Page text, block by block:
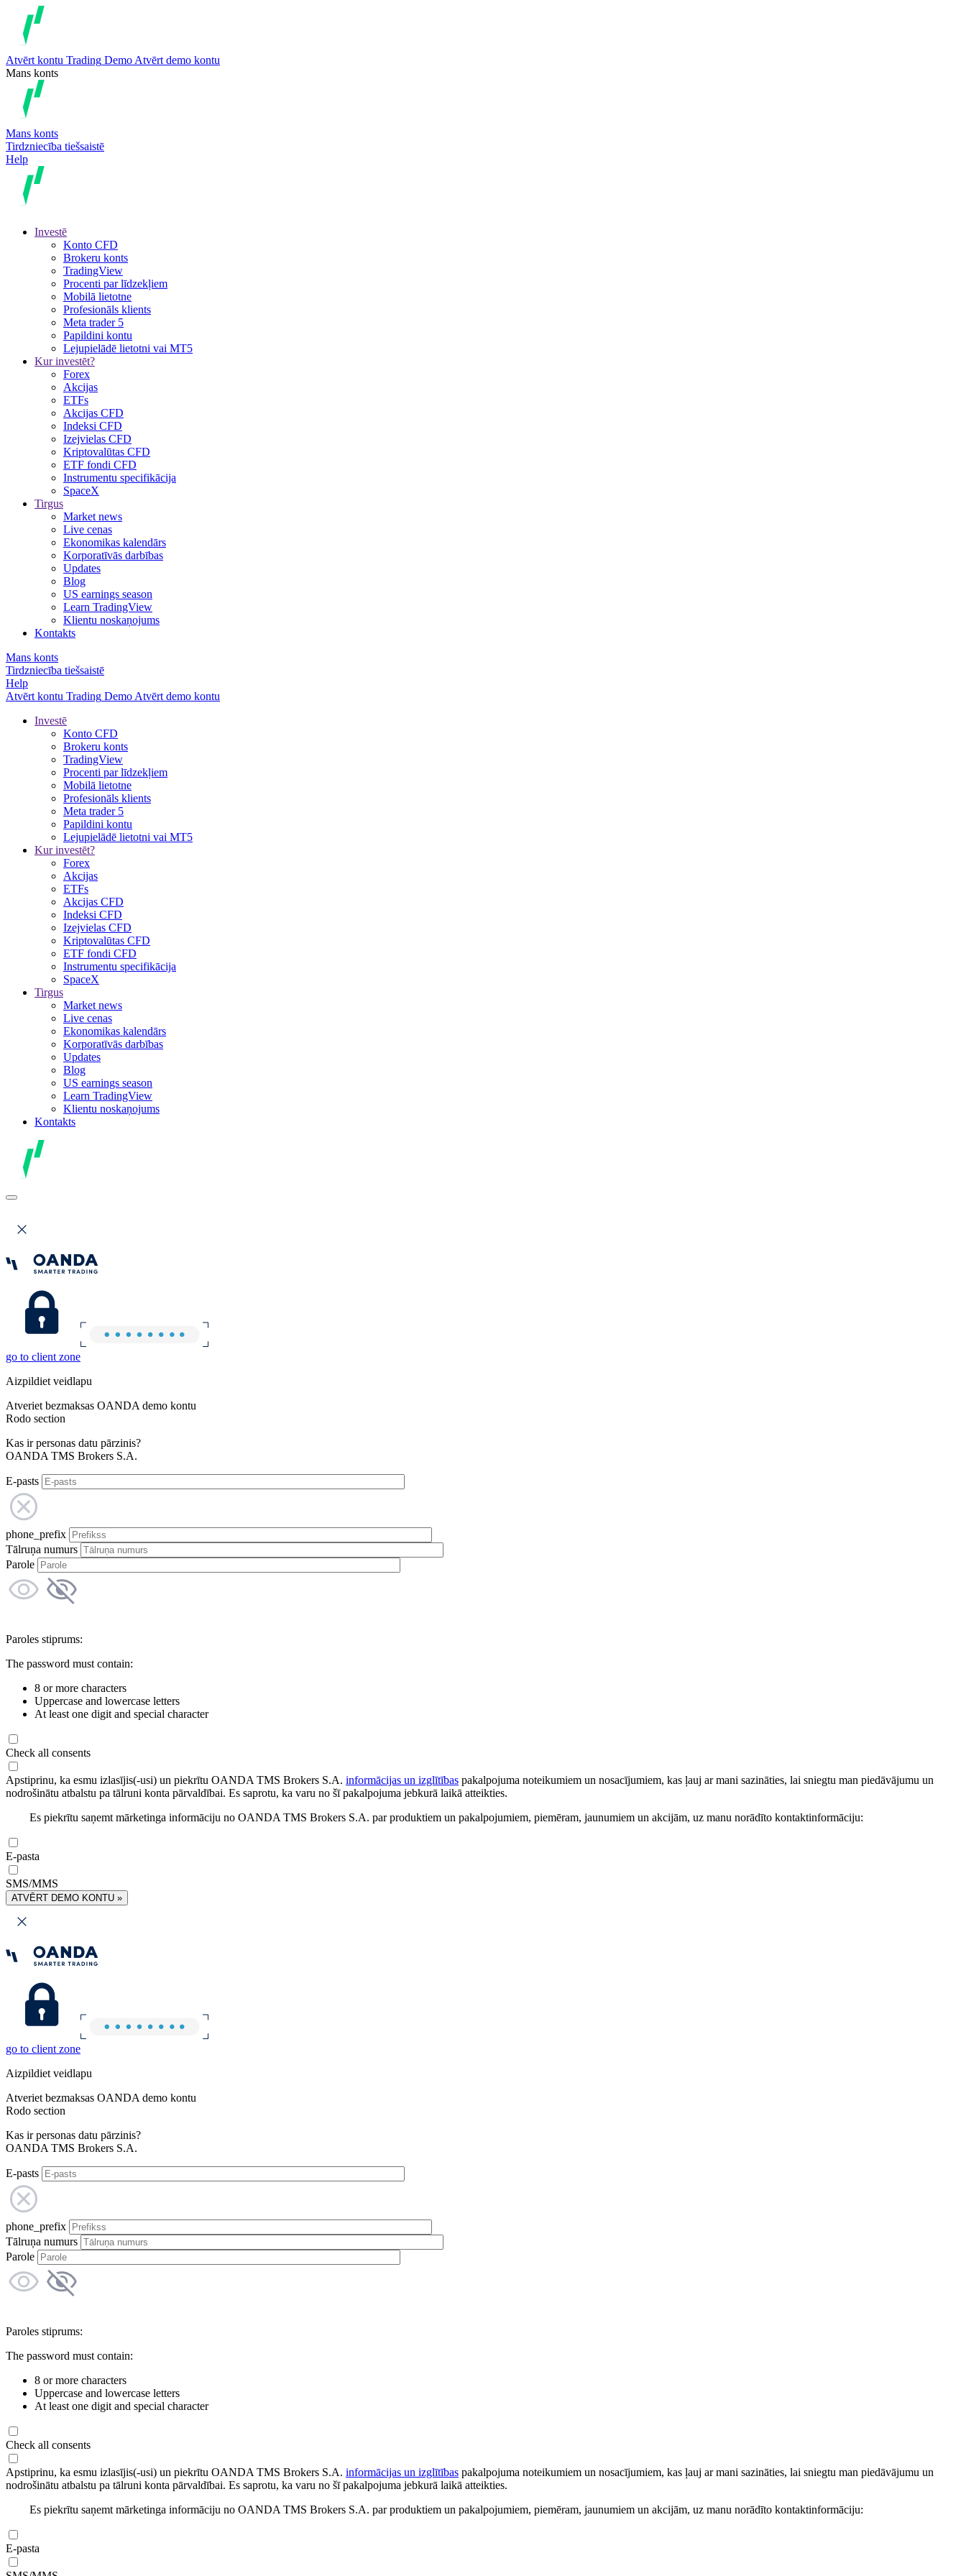
Atvērt kontu Trading Demo Atvērt demo kontu
Mans konts
Mans konts
Tirdzniecība tiešsaistē
Help
Investē
Konto CFD
Brokeru konts
TradingView
Procenti par līdzekļiem
Mobilā lietotne
Profesionāls klients
Meta trader 5
Papildini kontu
Lejupielādē lietotni vai MT5
Kur investēt?
Forex
Akcijas
ETFs
Akcijas CFD
Indeksi CFD
Izejvielas CFD
Kriptovalūtas CFD
ETF fondi CFD
Instrumentu specifikācija
SpaceX
Tirgus
Market news
Live cenas
Ekonomikas kalendārs
Korporatīvās darbības
Updates
Blog
US earnings season
Learn TradingView
Klientu noskaņojums
Kontakts
Mans konts
Tirdzniecība tiešsaistē
Help
Atvērt kontu Trading Demo Atvērt demo kontu
Investē
Konto CFD
Brokeru konts
TradingView
Procenti par līdzekļiem
Mobilā lietotne
Profesionāls klients
Meta trader 5
Papildini kontu
Lejupielādē lietotni vai MT5
Kur investēt?
Forex
Akcijas
ETFs
Akcijas CFD
Indeksi CFD
Izejvielas CFD
Kriptovalūtas CFD
ETF fondi CFD
Instrumentu specifikācija
SpaceX
Tirgus
Market news
Live cenas
Ekonomikas kalendārs
Korporatīvās darbības
Updates
Blog
US earnings season
Learn TradingView
Klientu noskaņojums
Kontakts
go to client zone
Aizpildiet veidlapu
Atveriet bezmaksas OANDA demo kontu
Rodo section
Kas ir personas datu pārzinis?
OANDA TMS Brokers S.A.
E-pasts
phone_prefix
Tālruņa numurs
Parole
Paroles stiprums:
The password must contain:
8 or more characters
Uppercase and lowercase letters
At least one digit and special character
Check all consents
Apstiprinu, ka esmu izlasījis(-usi) un piekrītu OANDA TMS Brokers S.A. informācijas un izglītības pakalpojuma noteikumiem un nosacījumiem, kas ļauj ar mani sazināties, lai sniegtu man piedāvājumu un
nodrošinātu atbalstu pa tālruni konta pārvaldībai. Es saprotu, ka varu no šī pakalpojuma jebkurā laikā atteikties.
Es piekrītu saņemt mārketinga informāciju no OANDA TMS Brokers S.A. par produktiem un pakalpojumiem, piemēram, jaunumiem un akcijām, uz manu norādīto kontaktinformāciju:
E-pasta
SMS/MMS
ATVĒRT DEMO KONTU »
go to client zone
Aizpildiet veidlapu
Atveriet bezmaksas OANDA demo kontu
Rodo section
Kas ir personas datu pārzinis?
OANDA TMS Brokers S.A.
E-pasts
phone_prefix
Tālruņa numurs
Parole
Paroles stiprums:
The password must contain:
8 or more characters
Uppercase and lowercase letters
At least one digit and special character
Check all consents
Apstiprinu, ka esmu izlasījis(-usi) un piekrītu OANDA TMS Brokers S.A. informācijas un izglītības pakalpojuma noteikumiem un nosacījumiem, kas ļauj ar mani sazināties, lai sniegtu man piedāvājumu un
nodrošinātu atbalstu pa tālruni konta pārvaldībai. Es saprotu, ka varu no šī pakalpojuma jebkurā laikā atteikties.
Es piekrītu saņemt mārketinga informāciju no OANDA TMS Brokers S.A. par produktiem un pakalpojumiem, piemēram, jaunumiem un akcijām, uz manu norādīto kontaktinformāciju:
E-pasta